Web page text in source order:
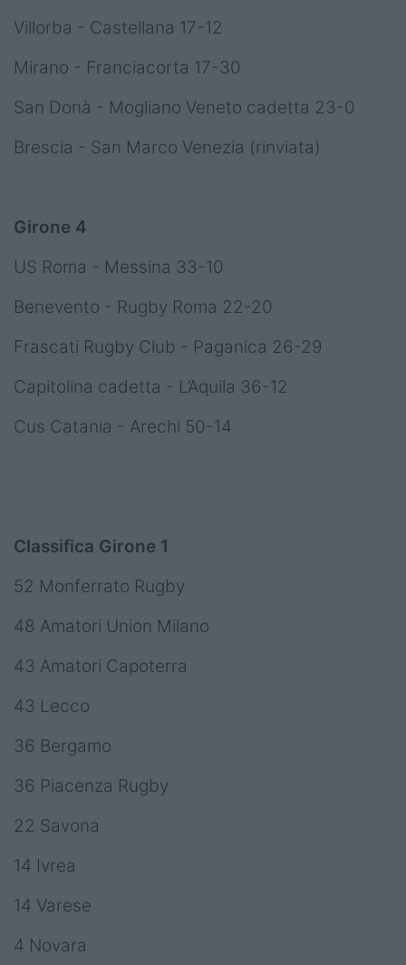
Villorba - Castellana 17-12
Mirano - Franciacorta 17-30
San Donà - Mogliano Veneto cadetta 23-0
Brescia - San Marco Venezia (rinviata)
Girone 4
US Roma - Messina 33-10
Benevento - Rugby Roma 22-20
Frascati Rugby Club - Paganica 26-29
Capitolina cadetta - L’Aquila 36-12
Cus Catania - Arechi 50-14
Classifica Girone 1
52 Monferrato Rugby
48 Amatori Union Milano
43 Amatori Capoterra
43 Lecco
36 Bergamo
36 Piacenza Rugby
22 Savona
14 Ivrea
14 Varese
4 Novara